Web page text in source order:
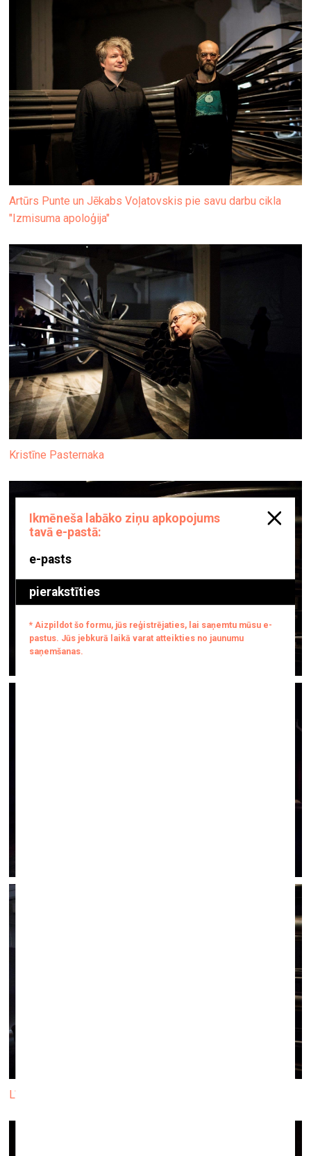
Artūrs Punte un Jēkabs Voļatovskis pie savu darbu cikla
"Izmisuma apoloģija"
Kristīne Pasternaka
Līna Birzaka - Priekule